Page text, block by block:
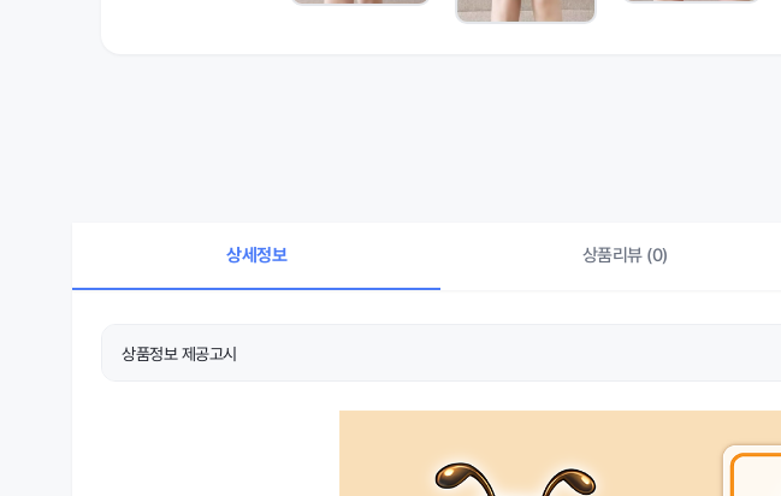
상세정보 상품리뷰 (0)
상품정보 제공고시
상품 상세설명 참조
상품 상세설명 참조